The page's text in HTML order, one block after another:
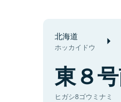
北海道
ホッカイドウ
東８
ヒガシ8ゴウミナミ